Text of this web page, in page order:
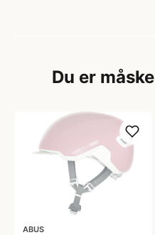
Du er
ABUS